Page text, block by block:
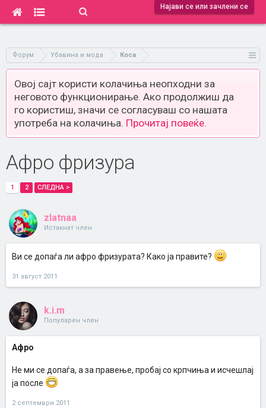
Најави се или зачлени се
Форум Убавина и мода Коса
Овој сајт користи колачиња неопходни за
неговото функционирање. Ако продолжиш да
го користиш, значи се согласуваш со нашата
употреба на колачиња. Прочитај повеќе.
Афро фризура
1 2 СЛЕДНА >
zlatnaa
Истакнат член
Ви се допаѓа ли афро фризурата? Како ја правите?
31 август 2011
k.i.m
Популарен член
Афро
Не ми се допаѓа, а за правење, пробај со крпчиња и исчешлај
ја после
2 септември 2011